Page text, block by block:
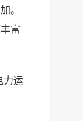
。
富
力运